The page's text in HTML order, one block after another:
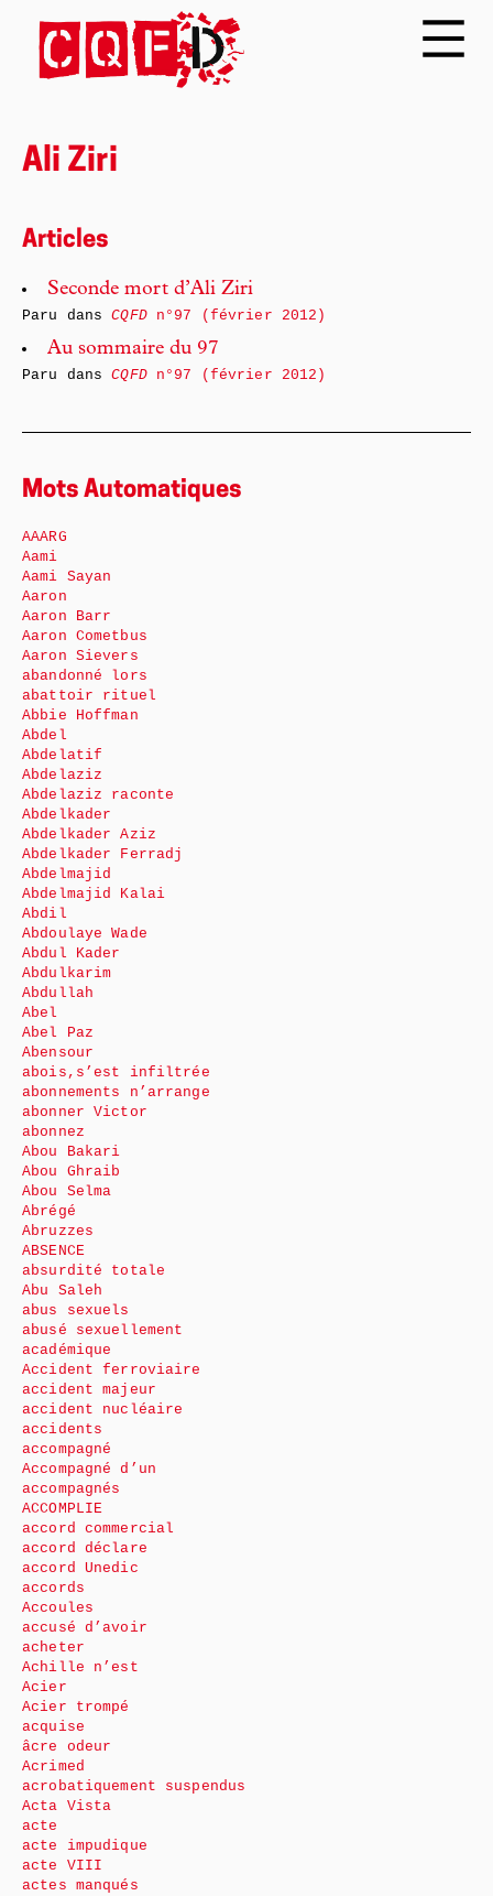
Ali Ziri
Articles
Seconde mort d’Ali Ziri
Paru dansCQFDn°97 (février 2012)
Au sommaire du 97
Paru dansCQFDn°97 (février 2012)
Mots Automatiques
AAARG
Aami
Aami Sayan
Aaron
Aaron Barr
Aaron Cometbus
Aaron Sievers
abandonné lors
abattoir rituel
Abbie Hoffman
Abdel
Abdelatif
Abdelaziz
Abdelaziz raconte
Abdelkader
Abdelkader Aziz
Abdelkader Ferradj
Abdelmajid
Abdelmajid Kalai
Abdil
Abdoulaye Wade
Abdul Kader
Abdulkarim
Abdullah
Abel
Abel Paz
Abensour
abois,s’est infiltrée
abonnements n’arrange
abonner Victor
abonnez
Abou Bakari
Abou Ghraib
Abou Selma
Abrégé
Abruzzes
ABSENCE
absurdité totale
Abu Saleh
abus sexuels
abusé sexuellement
académique
Accident ferroviaire
accident majeur
accident nucléaire
accidents
accompagné
Accompagné d’un
accompagnés
ACCOMPLIE
accord commercial
accord déclare
accord Unedic
accords
Accoules
accusé d’avoir
acheter
Achille n’est
Acier
Acier trompé
acquise
âcre odeur
Acrimed
acrobatiquement suspendus
Acta Vista
acte
acte impudique
acte VIII
actes manqués